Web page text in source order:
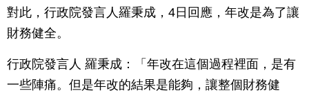
對此，行政院發言人羅秉成，4日回應，年改是為了讓
財務健全。
行政院發言人 羅秉成：「年改在這個過程裡面，是有
一些陣痛。但是年改的結果是能夠，讓整個財務健